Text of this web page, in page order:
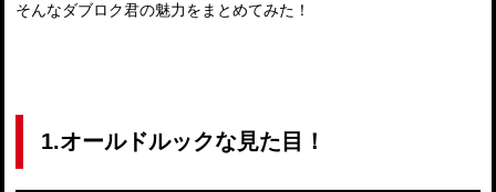
そんなダブロク君の魅力をまとめてみた！
1.オールドルックな見た目！